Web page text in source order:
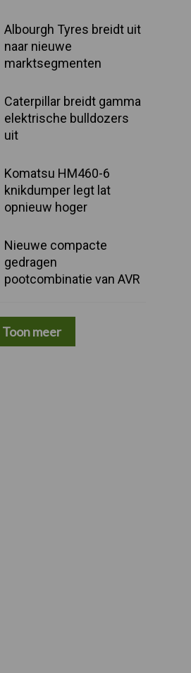
Albourgh Tyres breidt uit
naar nieuwe
marktsegmenten
Caterpillar breidt gamma
elektrische bulldozers
uit
Komatsu HM460-6
knikdumper legt lat
opnieuw hoger
Nieuwe compacte
gedragen
pootcombinatie van AVR
Toon meer